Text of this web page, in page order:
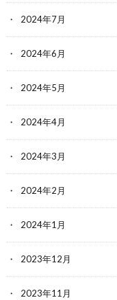
2024年7月
2024年6月
2024年5月
2024年4月
2024年3月
2024年2月
2024年1月
2023年12月
2023年11月